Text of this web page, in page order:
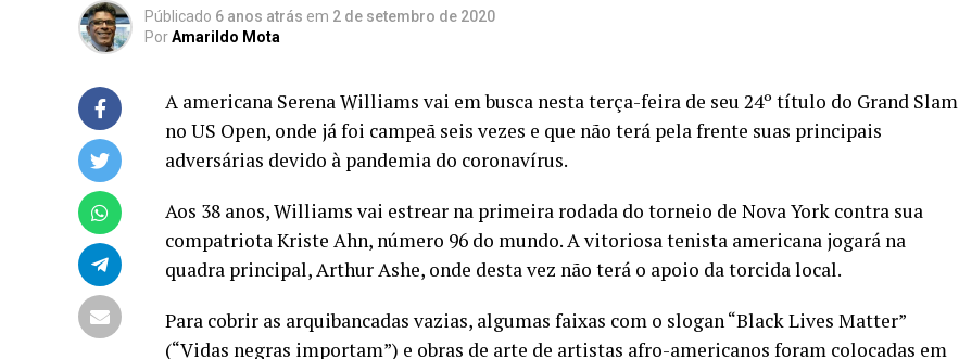
Públicado 6 anos atrás em 2 de setembro de 2020
PorAmarildo Mota
A americana Serena Williams vai em busca nesta terça-feira de seu 24º título do Grand Slam
no US Open, onde já foi campeã seis vezes e que não terá pela frente suas principais
adversárias devido à pandemia do coronavírus.
Aos 38 anos, Williams vai estrear na primeira rodada do torneio de Nova York contra sua
compatriota Kriste Ahn, número 96 do mundo. A vitoriosa tenista americana jogará na
quadra principal, Arthur Ashe, onde desta vez não terá o apoio da torcida local.
Para cobrir as arquibancadas vazias, algumas faixas com o slogan “Black Lives Matter”
(“Vidas negras importam”) e obras de arte de artistas afro-americanos foram colocadas em